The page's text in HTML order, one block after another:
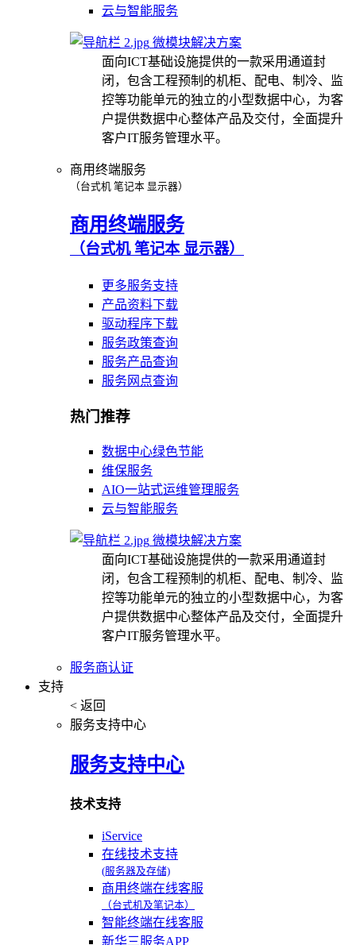
云与智能服务
微模块解决方案
面向ICT基础设施提供的一款采用通道封
闭，包含工程预制的机柜、配电、制冷、监
控等功能单元的独立的小型数据中心，为客
户提供数据中心整体产品及交付，全面提升
客户IT服务管理水平。
商用终端服务
（台式机 笔记本 显示器）
商用终端服务
（台式机 笔记本 显示器）
更多服务支持
产品资料下载
驱动程序下载
服务政策查询
服务产品查询
服务网点查询
热门推荐
数据中心绿色节能
维保服务
AIO一站式运维管理服务
云与智能服务
微模块解决方案
面向ICT基础设施提供的一款采用通道封
闭，包含工程预制的机柜、配电、制冷、监
控等功能单元的独立的小型数据中心，为客
户提供数据中心整体产品及交付，全面提升
客户IT服务管理水平。
服务商认证
支持
< 返回
服务支持中心
服务支持中心
技术支持
iService
在线技术支持
(服务器及存储)
商用终端在线客服
（台式机及笔记本）
智能终端在线客服
新华三服务APP